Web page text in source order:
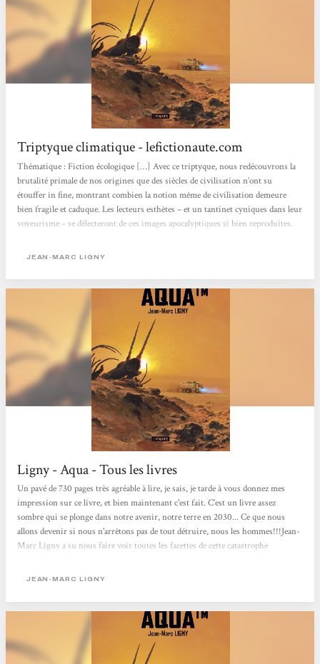
Triptyque climatique - lefictionaute.com
Thématique : Fiction écologique […] Avec ce triptyque, nous redécouvrons la
brutalité primale de nos origines que des siècles de civilisation n’ont su
étouffer in fine, montrant combien la notion même de civilisation demeure
bien fragile et caduque. Les lecteurs esthètes – et un tantinet cyniques dans leur
voyeurisme – se délecteront de ces images apocalyptiques si bien reproduites.
d’un réalisme qui vient renforcer la crédibilité de cette eschatologie. […] Ligny
JEAN-MARC LIGNY
Ligny - Aqua - Tous les livres
Un pavé de 730 pages très agréable à lire, je sais, je tarde à vous donnez mes
impression sur ce livre, et bien maintenant c'est fait. C'est un livre assez
sombre qui se plonge dans notre avenir, notre terre en 2030... Ce que nous
allons devenir si nous n'arrêtons pas de tout détruire, nous les hommes!!!Jean-
Marc Ligny a su nous faire voir toutes les facettes de cette catastrophe
point central qui est l'Afrique et le manque d'eau. Je suis passée par plusieurs
JEAN-MARC LIGNY